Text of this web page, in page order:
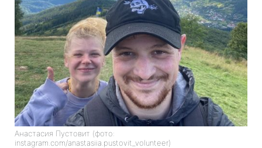
Анастасия Пустовит (фото:
instagram.com/anastasiia.pustovit_volunteer)